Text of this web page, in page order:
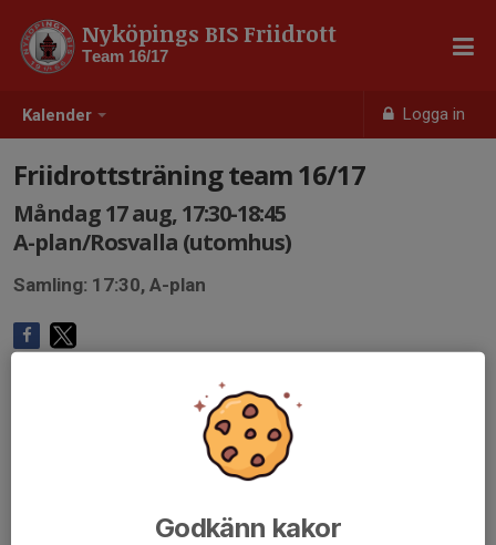
Kalender Logga in
Nyköpings BIS Friidrott
Team 16/17
Friidrottsträning team 16/17
Måndag 17 aug, 17:30-18:45
A-plan/Rosvalla (utomhus)
Samling: 17:30, A-plan
Godkänn kakor